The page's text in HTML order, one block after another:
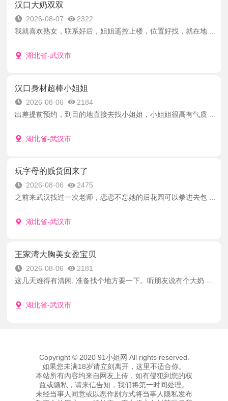
汉口大奶双双
2026-08-07
2322
我就喜欢熟女，联系好后，姐姐遥控上楼，位置好找，就在地 ...
湖北省-武汉市
汉口身材超棒小姐姐
2026-08-06
2184
出差提前预约，到目的地直接去找小姐姐，小姐姐很高有气质 ...
湖北省-武汉市
玩字母的贱货回来了
2026-08-06
2475
之前来武汉找过一次老师，恋恋不忘她的后花园可以拳进去包 ...
湖北省-武汉市
王家湾大胸美女盈宝贝
2026-08-06
2181
这几天难得有清闲, 准备找个地方要一下。听朋友说有个大奶 ...
湖北省-武汉市
Copyright © 2020 91小姐网 All rights reserved.
如果您未满18岁请立刻离开，这里不适合你。
本站所有內容均来自网友上传，如有侵犯到您的权
益或隐私，请来信告知，我们将第一时间处理。
未经当事人同意或以恶作剧方式将当事人隐私发布